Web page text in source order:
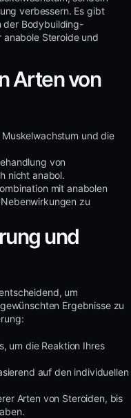
verbessern. Es gibt
der Bodybuilding-
Steroide und
Arten von
und die
von
nicht anabol.
mit anabolen
zu
und
um
Ergebnisse zu
um die Reaktion Ihres
auf den individuellen
Arten von Steroiden, bis